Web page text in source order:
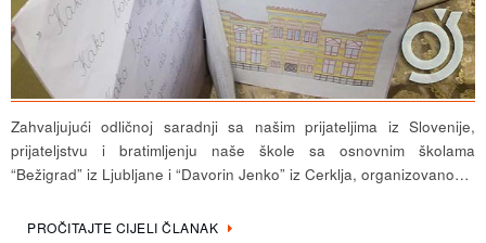
Zahvaljujući odličnoj saradnji sa našim prijateljima iz Slovenije,
prijateljstvu i bratimljenju naše škole sa osnovnim školama
“Bežigrad” iz Ljubljane i “Davorin Jenko” iz Cerklja, organizovano…
PROČITAJTE CIJELI ČLANAK